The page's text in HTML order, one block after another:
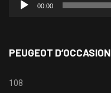
00:00
PEUGEOT D’OCCASION
108